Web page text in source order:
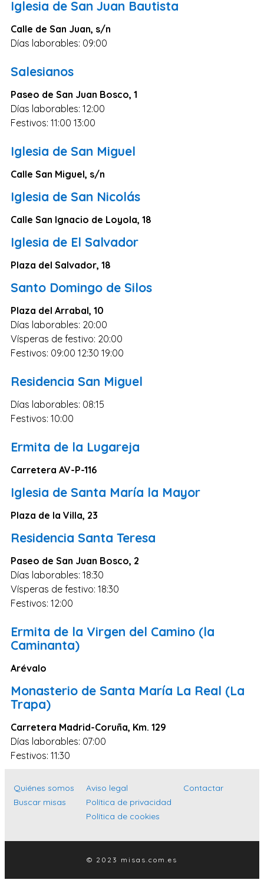
Islas Baleares
Las Palmas
Málaga
Alicante
Zaragoza
Murcia
Vizcaya
Pontevedra
Huesca
Burgos
Jaén
Badajoz
León
Guadalajara
Cáceres
Ciudad Real
Cuenca
Teruel
Zamora
Orense
Almería
La Rioja
Huelva
Lugo
Ávila
Albacete
Soria
Álava
Ceuta
Iglesia de San Juan Bautista
Calle de San Juan, s/n
Días laborables: 09:00
Salesianos
Paseo de San Juan Bosco, 1
Días laborables: 12:00
Festivos: 11:00 13:00
Iglesia de San Miguel
Calle San Miguel, s/n
Iglesia de San Nicolás
Calle San Ignacio de Loyola, 18
Iglesia de El Salvador
Plaza del Salvador, 18
Santo Domingo de Silos
Plaza del Arrabal, 10
Días laborables: 20:00
Vísperas de festivo: 20:00
Festivos: 09:00 12:30 19:00
Residencia San Miguel
Días laborables: 08:15
Festivos: 10:00
Ermita de la Lugareja
Carretera AV-P-116
Iglesia de Santa María la Mayor
Plaza de la Villa, 23
Residencia Santa Teresa
Paseo de San Juan Bosco, 2
Días laborables: 18:30
Vísperas de festivo: 18:30
Festivos: 12:00
Ermita de la Virgen del Camino (la
Caminanta)
Arévalo
Monasterio de Santa María La Real (La
Trapa)
Carretera Madrid-Coruña, Km. 129
Días laborables: 07:00
Festivos: 11:30
Quiénes somos
Buscar misas
Aviso legal
Política de privacidad
Política de cookies
Contactar
© 2023 misas.com.es